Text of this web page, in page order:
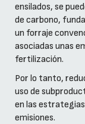
ensilados, se
de carbono,
un forraje
asociadas unas
fertilización.
Por lo tanto,
uso de
en las
emisiones.